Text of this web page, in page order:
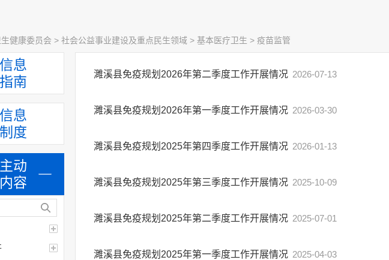
健康委员会 > 社会公益事业建设及重点民生领域 > 基本医疗卫生 > 疫苗监管
息
南
息
度
动
容
濉溪县免疫规划2026年第二季度工作开展情况 2026-07-13
濉溪县免疫规划2026年第一季度工作开展情况 2026-03-30
濉溪县免疫规划2025年第四季度工作开展情况 2026-01-13
濉溪县免疫规划2025年第三季度工作开展情况 2025-10-09
濉溪县免疫规划2025年第二季度工作开展情况 2025-07-01
濉溪县免疫规划2025年第一季度工作开展情况 2025-04-03